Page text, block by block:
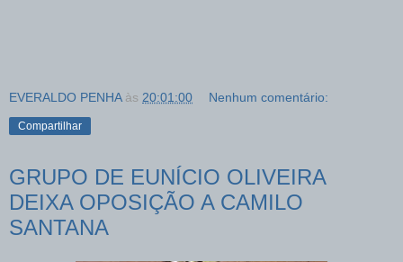
EVERALDO PENHA às 20:01:00 Nenhum comentário:
Compartilhar
GRUPO DE EUNÍCIO OLIVEIRA
DEIXA OPOSIÇÃO A CAMILO
SANTANA